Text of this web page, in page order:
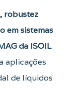
robustez
em sistemas
da ISOIL
aplicações
de líquidos